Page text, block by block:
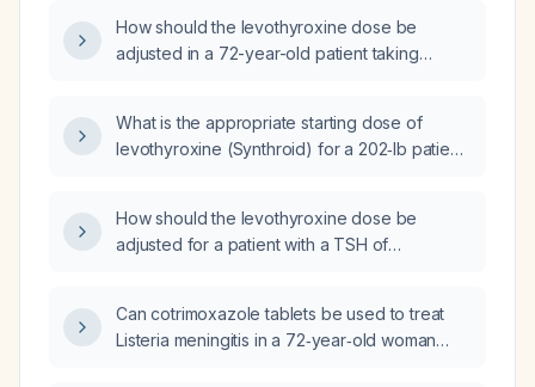
How should the levothyroxine dose be
adjusted in a 72-year-old patient taking
What is the appropriate starting dose of
levothyroxine (Synthroid) for a 202‑lb patient
How should the levothyroxine dose be
adjusted for a patient with a TSH of
Can cotrimoxazole tablets be used to treat
Listeria meningitis in a 72‑year‑old woman